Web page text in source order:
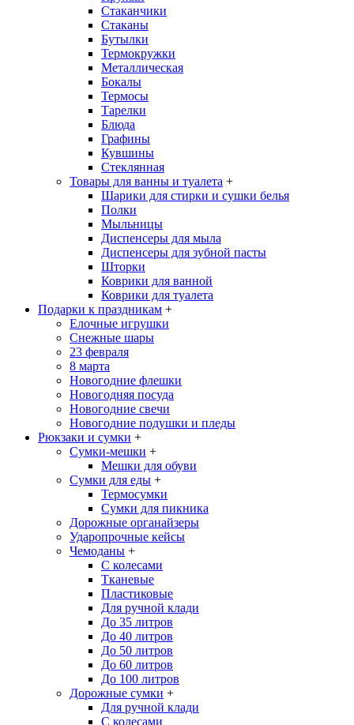
Стаканчики
Стаканы
Бутылки
Термокружки
Металлическая
Бокалы
Термосы
Тарелки
Блюда
Графины
Кувшины
Стеклянная
Товары для ванны и туалета +
Шарики для стирки и сушки белья
Полки
Мыльницы
Диспенсеры для мыла
Диспенсеры для зубной пасты
Шторки
Коврики для ванной
Коврики для туалета
Подарки к праздникам +
Елочные игрушки
Снежные шары
23 февраля
8 марта
Новогодние флешки
Новогодняя посуда
Новогодние свечи
Новогодние подушки и пледы
Рюкзаки и сумки +
Сумки-мешки +
Мешки для обуви
Сумки для еды +
Термосумки
Сумки для пикника
Дорожные органайзеры
Ударопрочные кейсы
Чемоданы +
С колесами
Тканевые
Пластиковые
Для ручной клади
До 35 литров
До 40 литров
До 50 литров
До 60 литров
До 100 литров
Дорожные сумки +
Для ручной клади
С колесами